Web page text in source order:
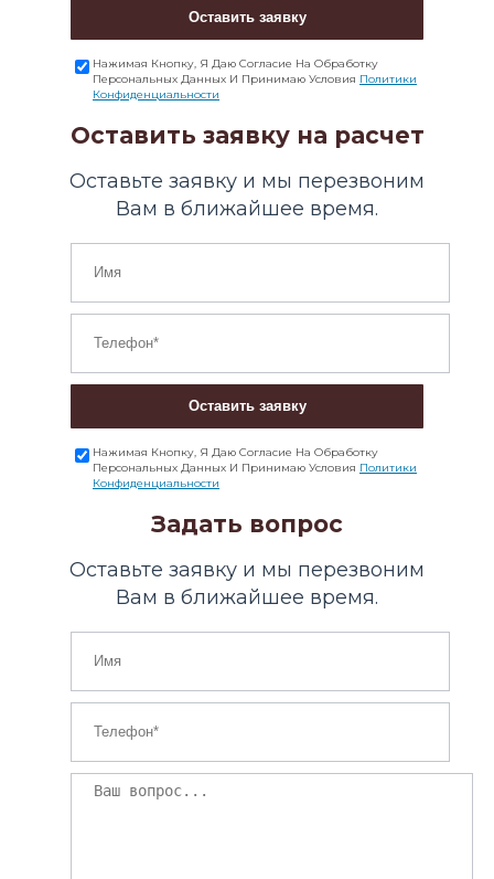
Оставить заявку
Нажимая Кнопку, Я Даю Согласие На Обработку
Персональных Данных И Принимаю Условия Политики
Конфиденциальности
Оставить заявку на расчет
Оставьте заявку и мы перезвоним
Вам в ближайшее время.
Оставить заявку
Нажимая Кнопку, Я Даю Согласие На Обработку
Персональных Данных И Принимаю Условия Политики
Конфиденциальности
Задать вопрос
Оставьте заявку и мы перезвоним
Вам в ближайшее время.